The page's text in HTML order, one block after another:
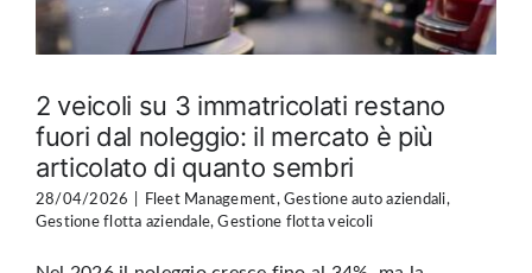
2 veicoli su 3 immatricolati restano
fuori dal noleggio: il mercato è più
articolato di quanto sembri
28/04/2026 Fleet Management, Gestione auto aziendali,
Gestione flotta aziendale,Gestione flotta veicoli